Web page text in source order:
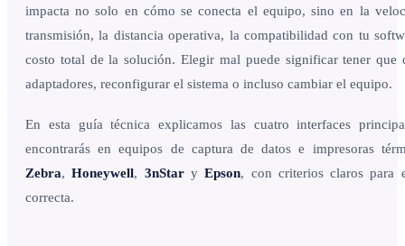
impacta no solo en cómo se conecta el equipo, sino en la
transmisión, la distancia operativa, la compatibilidad con tu
costo total de la solución. Elegir mal puede significar tener que
adaptadores, reconfigurar el sistema o incluso cambiar el equipo.
En esta guía técnica explicamos las cuatro interfaces
encontrarás en equipos de captura de datos e impresoras
Zebra,Honeywell, 3nStaryEpson, con criterios claros para
correcta.